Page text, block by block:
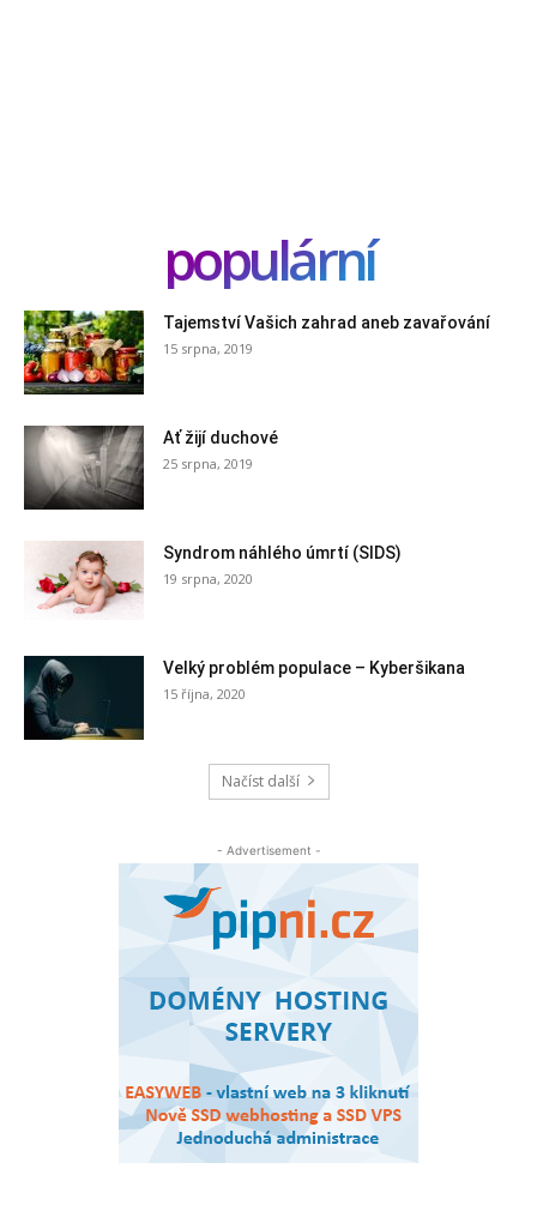
populární
Tajemství Vašich zahrad aneb zavařování
15 srpna, 2019
Ať žijí duchové
25 srpna, 2019
Syndrom náhlého úmrtí (SIDS)
19 srpna, 2020
Velký problém populace – Kyberšikana
15 října, 2020
Načíst další
- Advertisement -